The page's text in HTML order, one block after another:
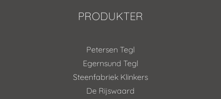
PRODUKTER
Petersen Tegl
Egernsund Tegl
Steenfabriek Klinkers
De Rijswaard